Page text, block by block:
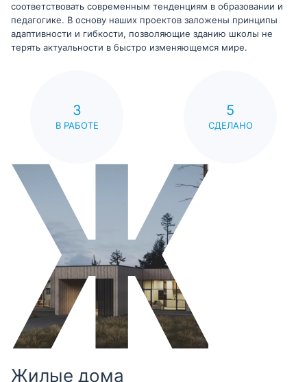
соответствовать современным тенденциям в образовании и
педагогике. В основу наших проектов заложены принципы
адаптивности и гибкости, позволяющие зданию школы не
терять актуальности в быстро изменяющемся мире.
3
В РАБОТЕ
5
СДЕЛАНО
Жилые дома